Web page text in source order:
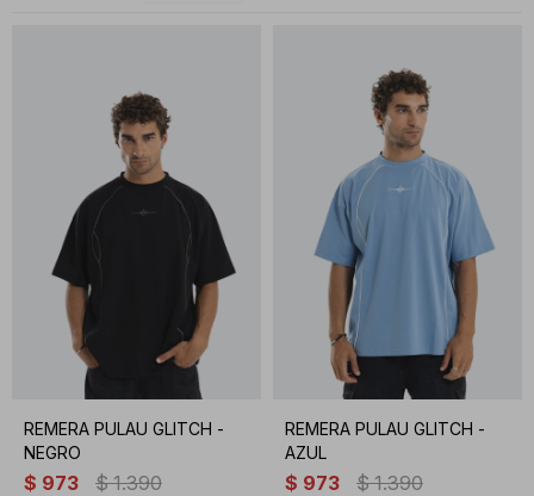
REMERA PULAU GLITCH -
NEGRO
$ 973 $ 1.390
REMERA PULAU GLITCH -
AZUL
$ 973 $ 1.390